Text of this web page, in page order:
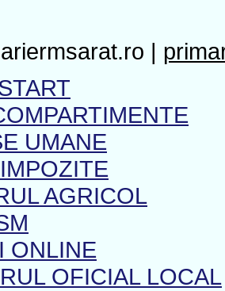
|
UMANE
AGRICOL
ONLINE
OFICIAL LOCAL